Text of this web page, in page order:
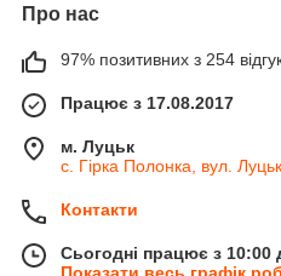
Про нас
97% позитивних з 254
Працює з 17.08.2017
м. Луцьк
с. Гірка Полонка, вул.
Контакти
Сьогодні працює з 10:00